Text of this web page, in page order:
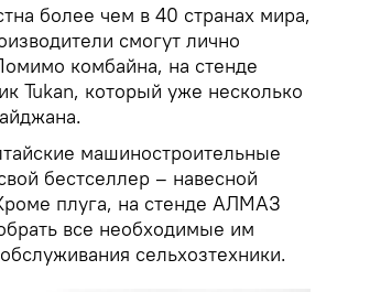
более чем в 40 странах мира,
смогут лично
комбайна, на стенде
Tukan, который уже несколько
машиностроительные
бестселлер – навесной
плуга, на стенде АЛМАЗ
все необходимые им
сельхозтехники.